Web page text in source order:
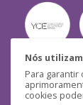
Nós
Para
cookies